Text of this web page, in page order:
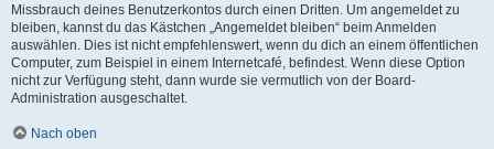
Missbrauch deines Benutzerkontos durch einen Dritten. Um angemeldet zu
bleiben, kannst du das Kästchen „Angemeldet bleiben“ beim Anmelden
auswählen. Dies ist nicht empfehlenswert, wenn du dich an einem öffentlichen
Computer, zum Beispiel in einem Internetcafé, befindest. Wenn diese Option
nicht zur Verfügung steht, dann wurde sie vermutlich von der Board-
Administration ausgeschaltet.
Nach oben